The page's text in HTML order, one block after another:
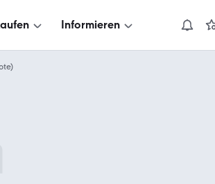
Informieren